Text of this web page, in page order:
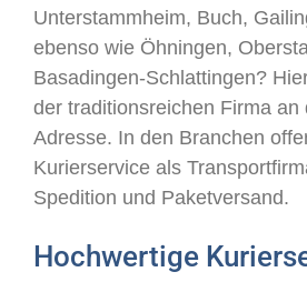
Unterstammheim, Buch,
ebenso wie Öhningen,
Basadingen-Schlattingen?
der traditionsreichen Firma an
Adresse. In den Branchen
Kurierservice als
Spedition und Paketversand.
Hochwertige